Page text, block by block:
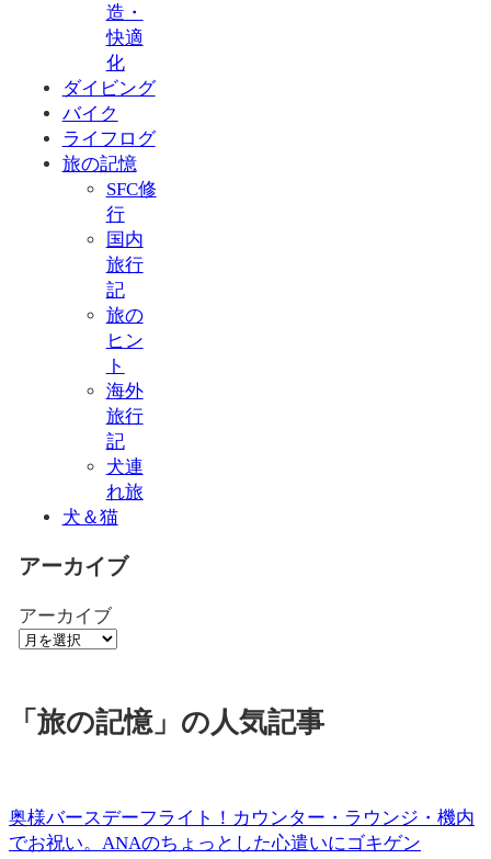
造・
快適
化
ダイビング
バイク
ライフログ
旅の記憶
SFC修
行
国内
旅行
記
旅の
ヒン
ト
海外
旅行
記
犬連
れ旅
犬＆猫
アーカイブ
アーカイブ
「旅の記憶」の人気記事
奥様バースデーフライト！カウンター・ラウンジ・機内
でお祝い。ANAのちょっとした心遣いにゴキゲン